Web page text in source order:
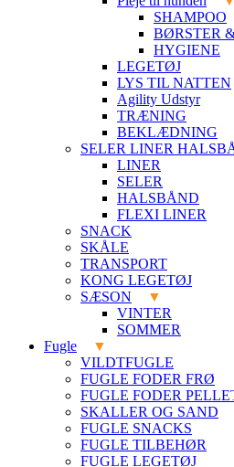
SHAMPOO
BØRSTER
HYGIENE
LEGETØJ
LYS TIL NATTEN
Agility Udstyr
TRÆNING
BEKLÆDNING
SELER LINER
LINER
SELER
HALSBÅND
FLEXI LINER
SNACK
SKÅLE
TRANSPORT
KONG LEGETØJ
SÆSON
VINTER
SOMMER
Fugle
VILDTFUGLE
FUGLE FODER FRØ
FUGLE FODER
SKALLER OG SAND
FUGLE SNACKS
FUGLE TILBEHØR
FUGLE LEGETØJ